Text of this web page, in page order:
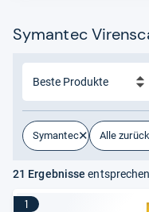
Symantec
Symantec Alle
21 Ergebnisse
1